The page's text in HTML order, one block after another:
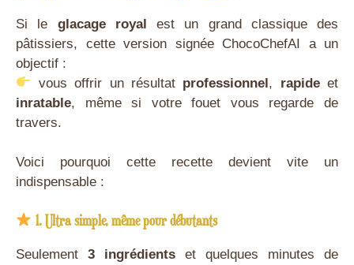
Si le glacage royal est un grand classique des
pâtissiers, cette version signée ChocoChefAI a un
objectif :
vous offrir un résultat professionnel, rapideet
inratable, même si votre fouet vous regarde de
travers.
Voici pourquoi cette recette devient vite un
indispensable :
1. Ultra simple, même pour débutants
Seulement 3 ingrédients et quelques minutes de